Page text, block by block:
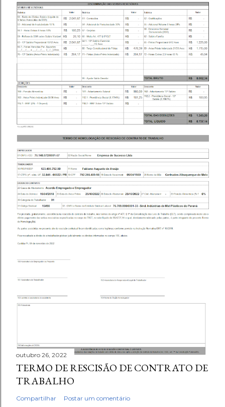
outubro 26, 2022
TERMO DE RESCISÃO DE CONTRATO DE
TRABALHO
Compartilhar Postar um comentário